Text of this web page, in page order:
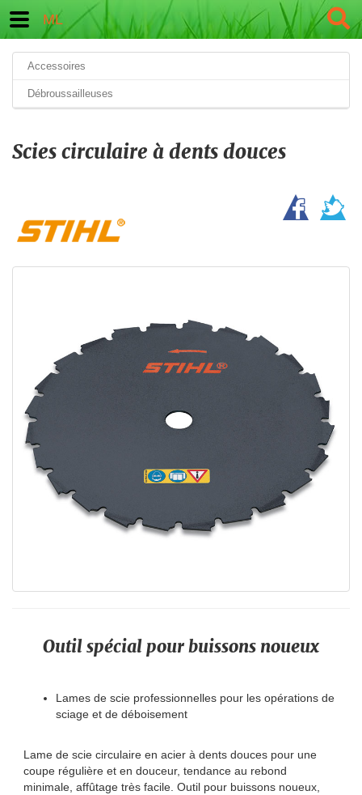
ML
Accessoires
Débroussailleuses
Scies circulaire à dents douces
Outil spécial pour buissons noueux
Lames de scie professionnelles pour les opérations de
sciage et de déboisement
Lame de scie circulaire en acier à dents douces pour une
coupe régulière et en douceur, tendance au rebond
minimale, affûtage très facile. Outil pour buissons noueux,